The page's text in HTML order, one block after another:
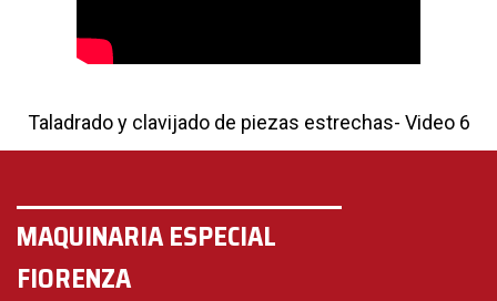
Taladrado y clavijado de piezas estrechas- Video 6
MAQUINARIA ESPECIAL
FIORENZA